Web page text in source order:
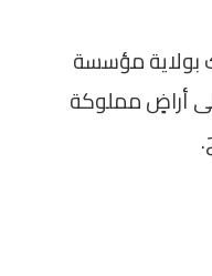
وكان ذلك بولاية مؤسسة
كما تم إزالة 9 حالات تعدٍ على أراضٍ مملوكة